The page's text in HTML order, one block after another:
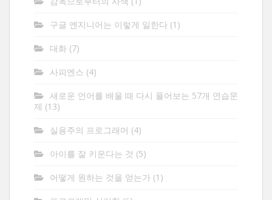
구글 엔지니어는 이렇게 일한다 (1)
대화 (7)
사피엔스 (4)
새로운 언어를 배울 때 다시 풀어보는 57개 연습문
제 (13)
실용주의 프로그래머 (4)
아이를 잘 키운다는 것 (5)
어떻게 원하는 것을 얻는가 (1)